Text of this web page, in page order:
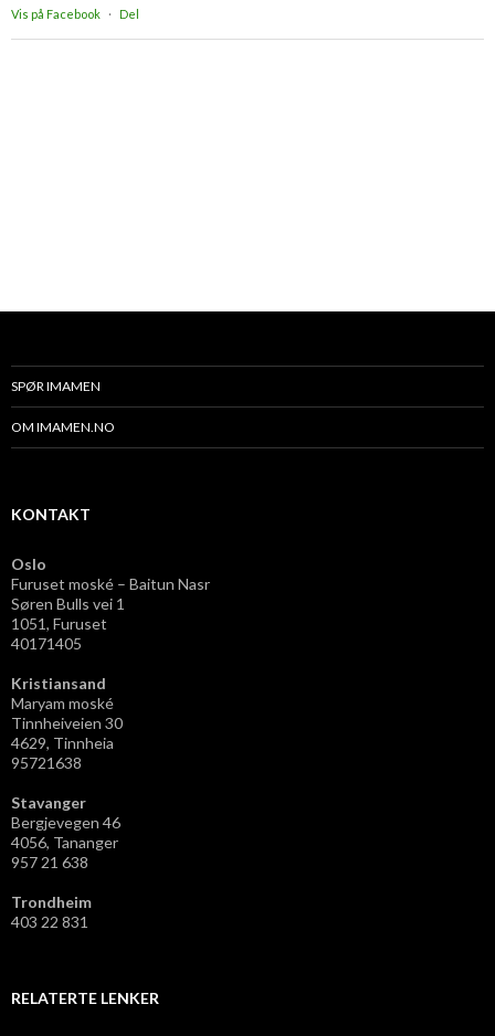
Vis på Facebook · Del
SPØR IMAMEN
OM IMAMEN.NO
KONTAKT
Oslo
Furuset moské – Baitun Nasr
Søren Bulls vei 1
1051, Furuset
40171405
Kristiansand
Maryam moské
Tinnheiveien 30
4629, Tinnheia
95721638
Stavanger
Bergjevegen 46
4056, Tananger
957 21 638
Trondheim
403 22 831
RELATERTE LENKER